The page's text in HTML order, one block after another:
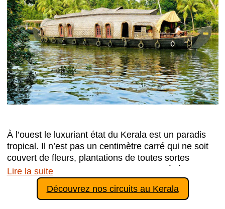
la région de Pollachi.
À l’ouest le luxuriant état du Kerala est un paradis
tropical. Il n’est pas un centimètre carré qui ne soit
couvert de fleurs, plantations de toutes sortes
comme les ananas, bananes, tapioca, hévéas,
rizières, épices, thé et tant d’autres (…)
Le climat tropical du Kerala apporte beaucoup de
Lire la suite
Découvrez nos circuits au Kerala